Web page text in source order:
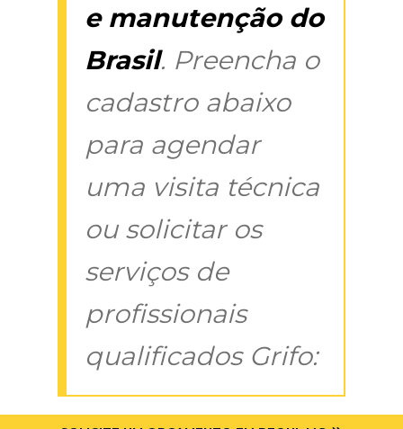
e manutenção do
Brasil. Preencha o
cadastro abaixo
para agendar
uma visita técnica
ou solicitar os
serviços de
profissionais
qualificados Grifo: